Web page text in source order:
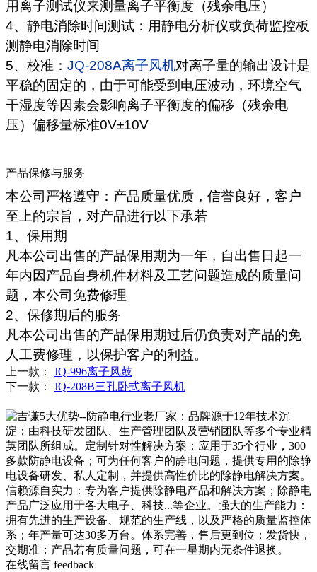
用离子测试仪来测量离子平衡度（残余电压）
4、静电消除时间测试：用静电分析仪或负荷监控板
测静电消除时间
5、校准： JQ-208A离子风机对离子量的输出设计是
平稳的固定的，由于可能受到电压波动，环境空气
干湿度等因素会影响离子平衡度的偏移（残余电
压）偏移量标准0V±10V
产品保修与服务
本公司严格遵守：产品质量优质，信誉良好，客户
至上的宗旨，对产品进行以下承若
1、保用期
凡本公司出售的产品保用期为一年，自出售日起一
年内因产品自身机件材料及工艺问题造成的质量问
题，本公司免费修理
2、保修期后的服务
凡本公司出售的产品保用期过后仍负责对产品的免
人工费修理，以保护客户的利益。
上一款：
JQ-996离子风鼓
下一款：
JQ-208B三孔卧式离子风机
在线留言 feedback